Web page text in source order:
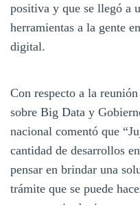
positiva y que se llegó a
herramientas a la gente
digital.
Con respecto a la
sobre Big Data y
nacional comentó que
cantidad de desarrollos
pensar en brindar una
trámite que se puede